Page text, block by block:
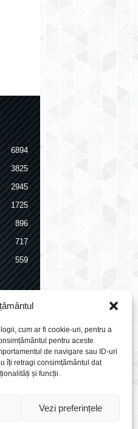
cum ar fi cookie-uri, pentru a
pentru aceste
de navigare sau ID-uri
îți retragi consimțământul dat
și funcții.
Vezi preferințele
6894
3825
2945
1725
896
717
559